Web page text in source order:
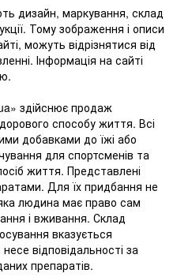
дизайн, маркування, склад
Тому зображення і описи
можуть відрізнятися від
Інформація на сайті
здійснює продаж
способу життя. Всі
добавками до їжі або
для спортсменів та
життя. Представлені
Для їх придбання не
людина має право сам
і вживання. Склад
вказується
відповідальності за
препаратів.